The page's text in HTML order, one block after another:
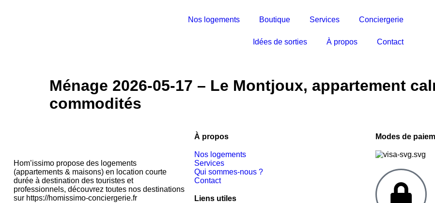
Nos logements Boutique Services Conciergerie
Idées de sorties À propos Contact
Ménage 2026-05-17 – Le Montjoux, appartement
commodités
Hom’issimo propose des logements
(appartements & maisons) en location courte
durée à destination des touristes et
professionnels, découvrez toutes nos destinations
sur https://homissimo-conciergerie.fr
À propos
Nos logements
Services
Qui sommes-nous ?
Contact
Liens utiles
Modes de